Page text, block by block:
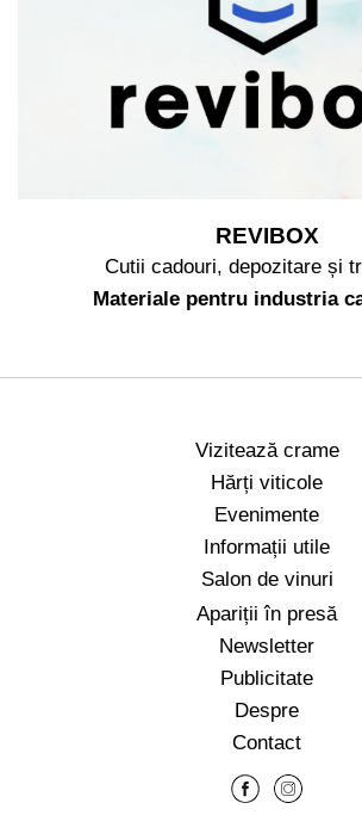
REVIBOX
Cutii cadouri, depozitare și
Materiale pentru industria
Vizitează crame
Hărți viticole
Evenimente
Informații utile
Salon de vinuri
Apariții în presă
Newsletter
Publicitate
Despre
Contact